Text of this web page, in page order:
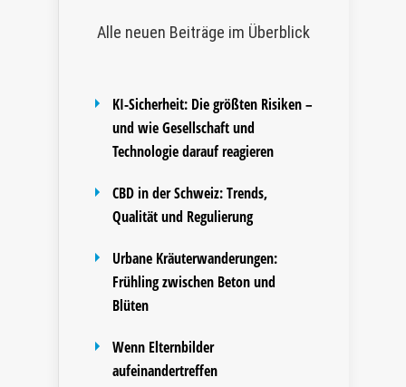
Alle neuen Beiträge im Überblick
KI-Sicherheit: Die größten Risiken –
und wie Gesellschaft und
Technologie darauf reagieren
CBD in der Schweiz: Trends,
Qualität und Regulierung
Urbane Kräuterwanderungen:
Frühling zwischen Beton und
Blüten
Wenn Elternbilder
aufeinandertreffen